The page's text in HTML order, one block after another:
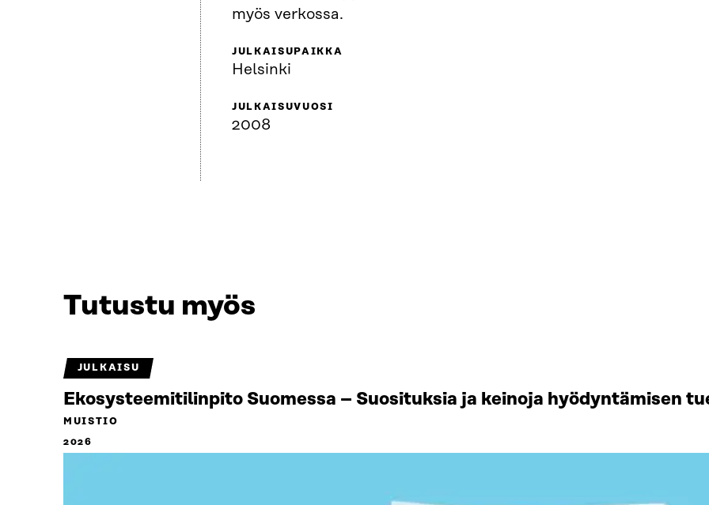
myös verkossa.
JULKAISUPAIKKA
Helsinki
JULKAISUVUOSI
2008
Tutustu myös
JULKAISU
Ekosysteemitilinpito Suomessa – Suosituksia ja keinoja hyödyntämisen
MUISTIO
2026